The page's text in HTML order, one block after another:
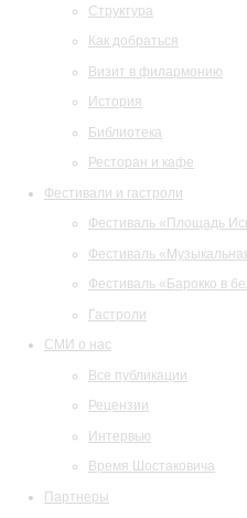
Структура
Как добраться
Визит в филармонию
История
Библиотека
Ресторан и кафе
Фестивали и гастроли
Фестиваль «Площадь
Фестиваль
Фестиваль «Барокко в
Гастроли
СМИ о нас
Все публикации
Рецензии
Интервью
Время Шостаковича
Партнеры